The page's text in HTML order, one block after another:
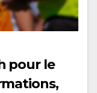
pour le